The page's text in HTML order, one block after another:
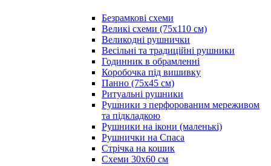
Безрамкові схеми
Великі схеми (75х110 см)
Великодні рушнички
Весільні та традиційні рушники
Годинник в обрамленні
Коробочка під вишивку
Панно (75х45 см)
Ритуальні рушники
Рушники з перфорованим мереживом
та підкладкою
Рушники на ікони (маленькі)
Рушнички на Спаса
Стрічка на кошик
Схеми 30х60 см